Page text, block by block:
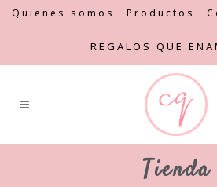
Quienes somos Productos
REGALOS QUE
Tienda